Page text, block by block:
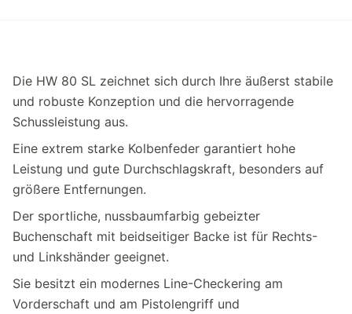
Die HW 80 SL zeichnet sich durch Ihre äußerst stabile
und robuste Konzeption und die hervorragende
Schussleistung aus.
Eine extrem starke Kolbenfeder garantiert hohe
Leistung und gute Durchschlagskraft, besonders auf
größere Entfernungen.
Der sportliche, nussbaumfarbig gebeizter
Buchenschaft mit beidseitiger Backe ist für Rechts-
und Linkshänder geeignet.
Sie besitzt ein modernes Line-Checkering am
Vorderschaft und am Pistolengriff und